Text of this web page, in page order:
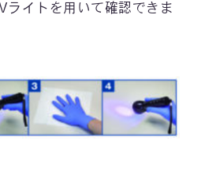
ライトを用いて確認できま